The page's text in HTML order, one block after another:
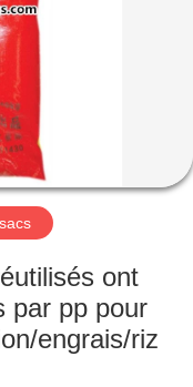
ont
par pp pour
engrais/riz